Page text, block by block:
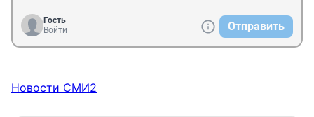
Гость
Войти
Отправить
Новости СМИ2